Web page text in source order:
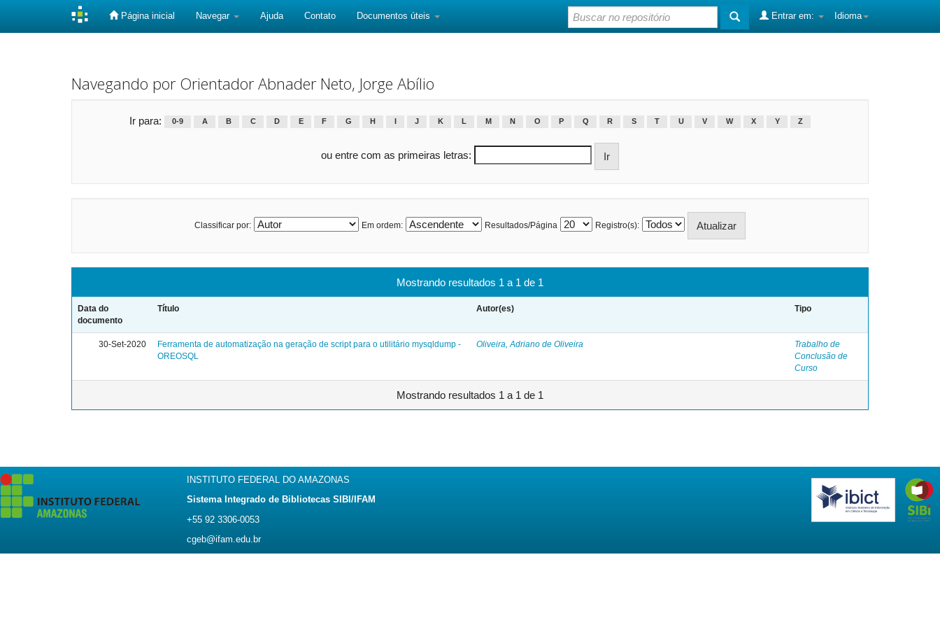
Página inicial Navegar Ajuda Contato Documentos úteis Idioma
Entrar em:
Navegando por Orientador Abnader Neto, Jorge Abílio
Ir para: 0-9 A B C D E F G H J K L M N O P Q R S T U V W X Y Z
ou entre com as primeiras letras:
Classificar por: Em ordem: Resultados/Página Registro(s):
Mostrando resultados 1 a 1 de 1
Data do
documento
Título Autor(es) Tipo
30-Set-2020
Ferramenta de automatização na geração de script para o utilitário mysqldump -
OREOSQL
Oliveira, Adriano de Oliveira
Trabalho de
Conclusão de
Curso
Mostrando resultados 1 a 1 de 1
INSTITUTO FEDERAL DO AMAZONAS
Sistema Integrado de Bibliotecas SIBI/IFAM
+55 92 3306-0053
cgeb@ifam.edu.br